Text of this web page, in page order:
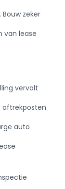
Bouw zeker
van lease
vervalt
aftrekposten
auto